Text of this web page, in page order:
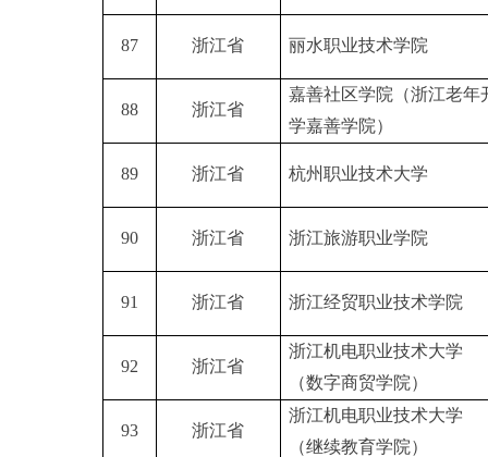
87 浙江省 丽水职业技术学院
88 浙江省
嘉善社区学院（浙江老年
学嘉善学院）
89 浙江省 杭州职业技术大学
90 浙江省 浙江旅游职业学院
91 浙江省 浙江经贸职业技术学院
92 浙江省
浙江机电职业技术大学
（数字商贸学院）
93 浙江省
浙江机电职业技术大学
（继续教育学院）